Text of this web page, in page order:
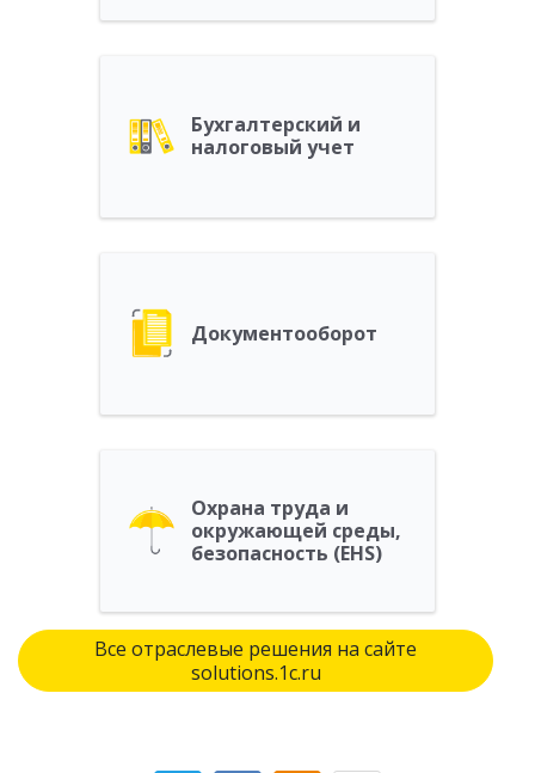
Бухгалтерский и
налоговый учет
Документооборот
Охрана труда и
окружающей среды,
безопасность (EHS)
Все отраслевые решения на сайте
solutions.1c.ru